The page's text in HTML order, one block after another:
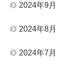
2024年9月
2024年8月
2024年7月